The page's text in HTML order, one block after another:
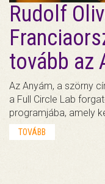
Rudolf
tovább az
Az Anyám, a szörny
a Full Circle Lab
programjába, amely
TOVÁBB